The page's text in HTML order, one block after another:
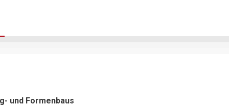
und Formenbaus